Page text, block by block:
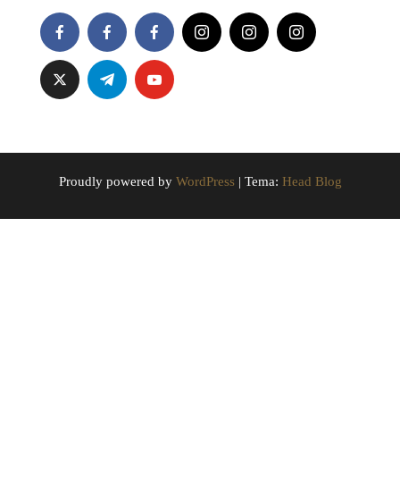
Proudly powered by WordPress | Tema: Head Blog